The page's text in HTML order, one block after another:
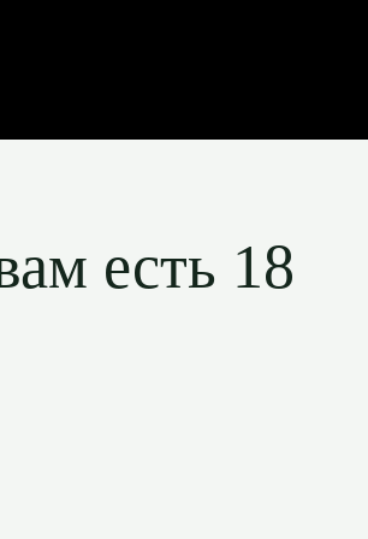
есть 18